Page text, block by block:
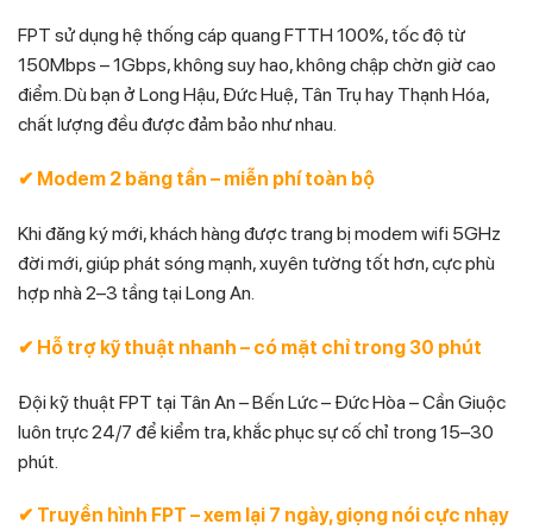
FPT sử dụng hệ thống cáp quang FTTH 100%, tốc độ từ
150Mbps – 1Gbps, không suy hao, không chập chờn giờ cao
điểm. Dù bạn ở Long Hậu, Đức Huệ, Tân Trụ hay Thạnh Hóa,
chất lượng đều được đảm bảo như nhau.
✔ Modem 2 băng tần – miễn phí toàn bộ
Khi đăng ký mới, khách hàng được trang bị modem wifi 5GHz
đời mới, giúp phát sóng mạnh, xuyên tường tốt hơn, cực phù
hợp nhà 2–3 tầng tại Long An.
✔ Hỗ trợ kỹ thuật nhanh – có mặt chỉ trong 30 phút
Đội kỹ thuật FPT tại Tân An – Bến Lức – Đức Hòa – Cần Giuộc
luôn trực 24/7 để kiểm tra, khắc phục sự cố chỉ trong 15–30
phút.
✔ Truyền hình FPT – xem lại 7 ngày, giọng nói cực nhạy